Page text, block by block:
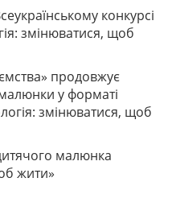
конкурсі
змінюватися, щоб
продовжує
у форматі
змінюватися, щоб
малюнка
жити»